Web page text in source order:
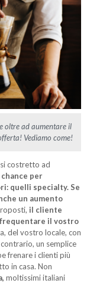
oltre ad aumentare il
Vediamo come!
costretto ad
per
quelli specialty. Se
un aumento
il cliente
il vostro
del vostro locale, con
un semplice
frenare i clienti più
in casa. Non
moltissimi italiani